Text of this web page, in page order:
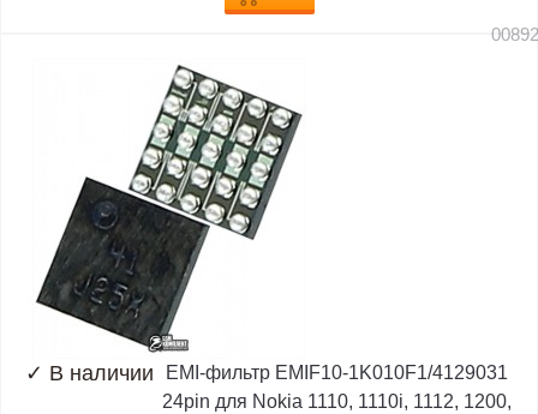
✓ В наличии
EMI-фильтр EMIF10-1K010F1/4129031
24pin для Nokia 1110, 1110i, 1112, 1200,